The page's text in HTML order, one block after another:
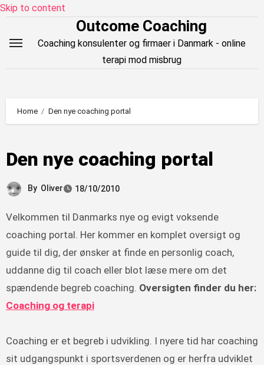
Skip to content
Outcome Coaching
Coaching konsulenter og firmaer i Danmark - online
terapi mod misbrug
Home Den nye coaching portal
Den nye coaching portal
By Oliver 18/10/2010
Velkommen til Danmarks nye og evigt voksende
coaching portal. Her kommer en komplet oversigt og
guide til dig, der ønsker at finde en personlig coach,
uddanne dig til coach eller blot læse mere om det
spændende begreb coaching. Oversigten finder du her:
Coaching og terapi
Coaching er et begreb i udvikling. I nyere tid har coaching
sit udgangspunkt i sportsverdenen og er herfra udviklet